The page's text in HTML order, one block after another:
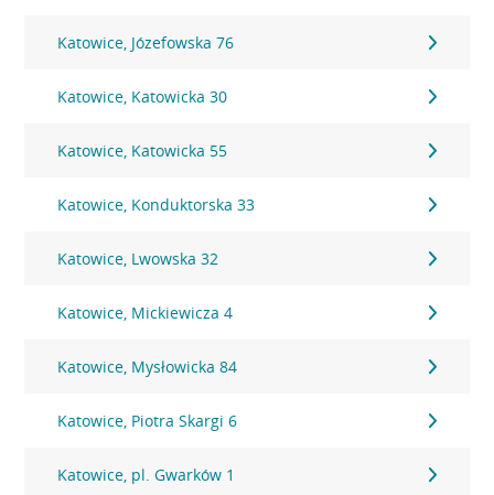
Katowice, Józefowska 76
Katowice, Katowicka 30
Katowice, Katowicka 55
Katowice, Konduktorska 33
Katowice, Lwowska 32
Katowice, Mickiewicza 4
Katowice, Mysłowicka 84
Katowice, Piotra Skargi 6
Katowice, pl. Gwarków 1